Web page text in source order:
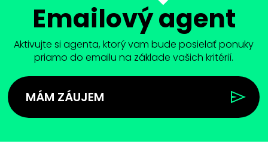
Emailový agent
Aktivujte si agenta, ktorý vam bude posielať ponuky
priamo do emailu na základe vašich kritérií.
MÁM ZÁUJEM